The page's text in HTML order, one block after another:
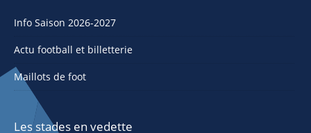
Info Saison 2026-2027
Actu football et billetterie
Maillots de foot
Les stades en vedette